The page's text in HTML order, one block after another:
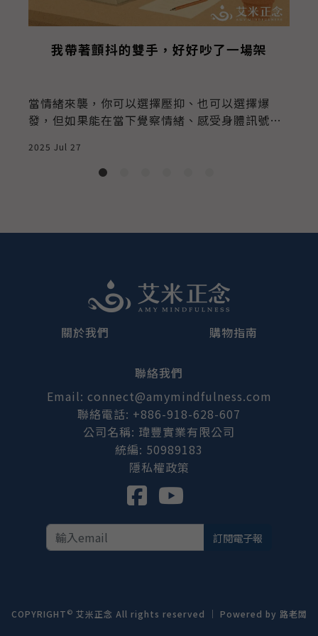
我帶著顫抖的雙手，好好吵了一場架
當情緒來襲，你可以選擇壓抑、也可以選擇爆
發，但如果能在當下覺察情緒、感受身體訊號，
2025 Jul 27
關於我們 購物指南
聯絡我們
Email: connect@amymindfulness.com
聯絡電話: +886-918-628-607
公司名稱: 瑋豐實業有限公司
統編: 50989183
隱私權政策
訂閱電子報
COPYRIGHT © 艾米正念 All rights reserved ｜ Powered by 路老闆